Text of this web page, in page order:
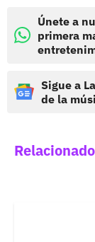
Únete a
primera
Sigue a
de la